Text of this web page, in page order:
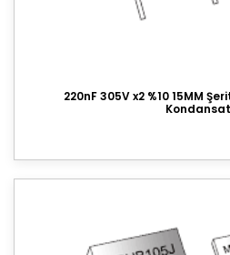
220nF 305V x2 %10 15MM